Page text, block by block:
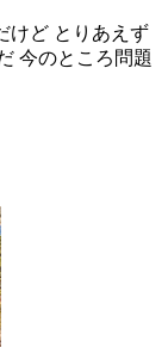
けど とりあえず
今のところ問題